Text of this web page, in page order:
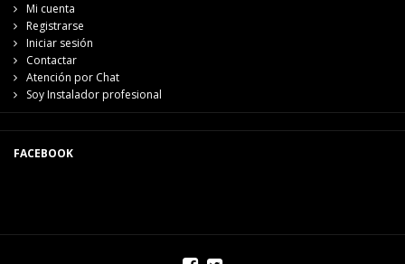
Mi cuenta
Registrarse
Iniciar sesión
Contactar
Atención por Chat
Soy Instalador profesional
FACEBOOK